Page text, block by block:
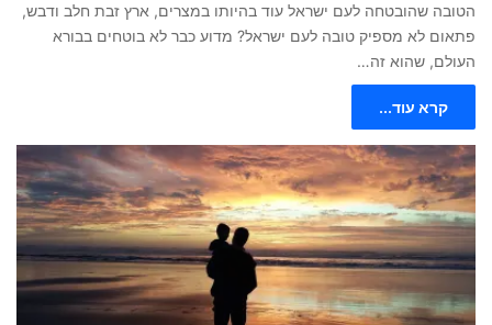
הטובה שהובטחה לעם ישראל עוד בהיותו במצרים, ארץ זבת חלב ודבש,
פתאום לא מספיק טובה לעם ישראל? מדוע כבר לא בוטחים בבורא
העולם, שהוא זה…
קרא עוד...